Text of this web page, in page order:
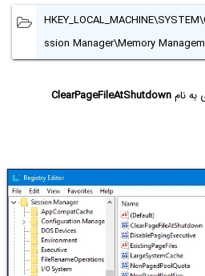
ssion Manager\Memory
نامClearPageFileAtShutdown